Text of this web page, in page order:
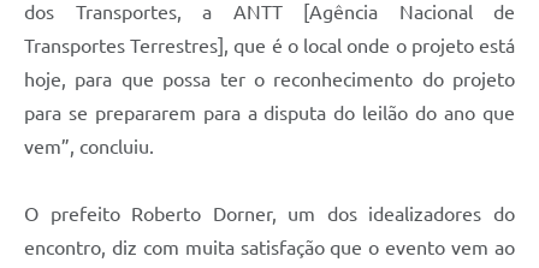
dos Transportes, a ANTT [Agência Nacional de
Transportes Terrestres], que é o local onde o projeto está
hoje, para que possa ter o reconhecimento do projeto
para se prepararem para a disputa do leilão do ano que
vem”, concluiu.
O prefeito Roberto Dorner, um dos idealizadores do
encontro, diz com muita satisfação que o evento vem ao